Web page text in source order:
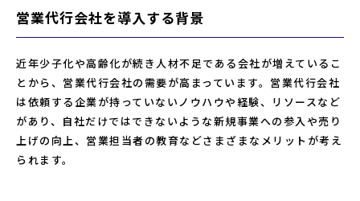
営業代行会社を導入する背景
近年少子化や高齢化が続き人材不足である会社が増えているこ
とから、営業代行会社の需要が高まっています。営業代行会社
は依頼する企業が持っていないノウハウや経験、リソースなど
があり、自社だけではできないような新規事業への参入や売り
上げの向上、営業担当者の教育などさまざまなメリットが考え
られます。